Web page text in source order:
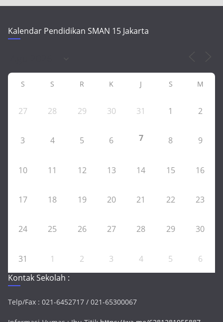
Kalendar Pendidikan SMAN 15 Jakarta
S S R K J S M
27 28 29 30 31 1 2
3 4 5 6 7 8 9
10 11 12 13 14 15 16
17 18 19 20 21 22 23
24 25 26 27 28 29 30
31 1 2 3 4 5
6
Kontak Sekolah :
Telp/Fax : 021-6452717 / 021-65300067